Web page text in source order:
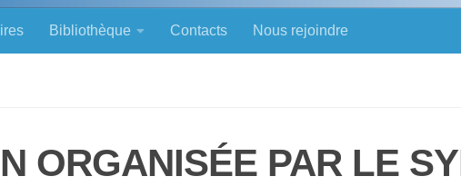
Bibliothèque Contacts Nous rejoindre
ORGANISÉE PAR LE